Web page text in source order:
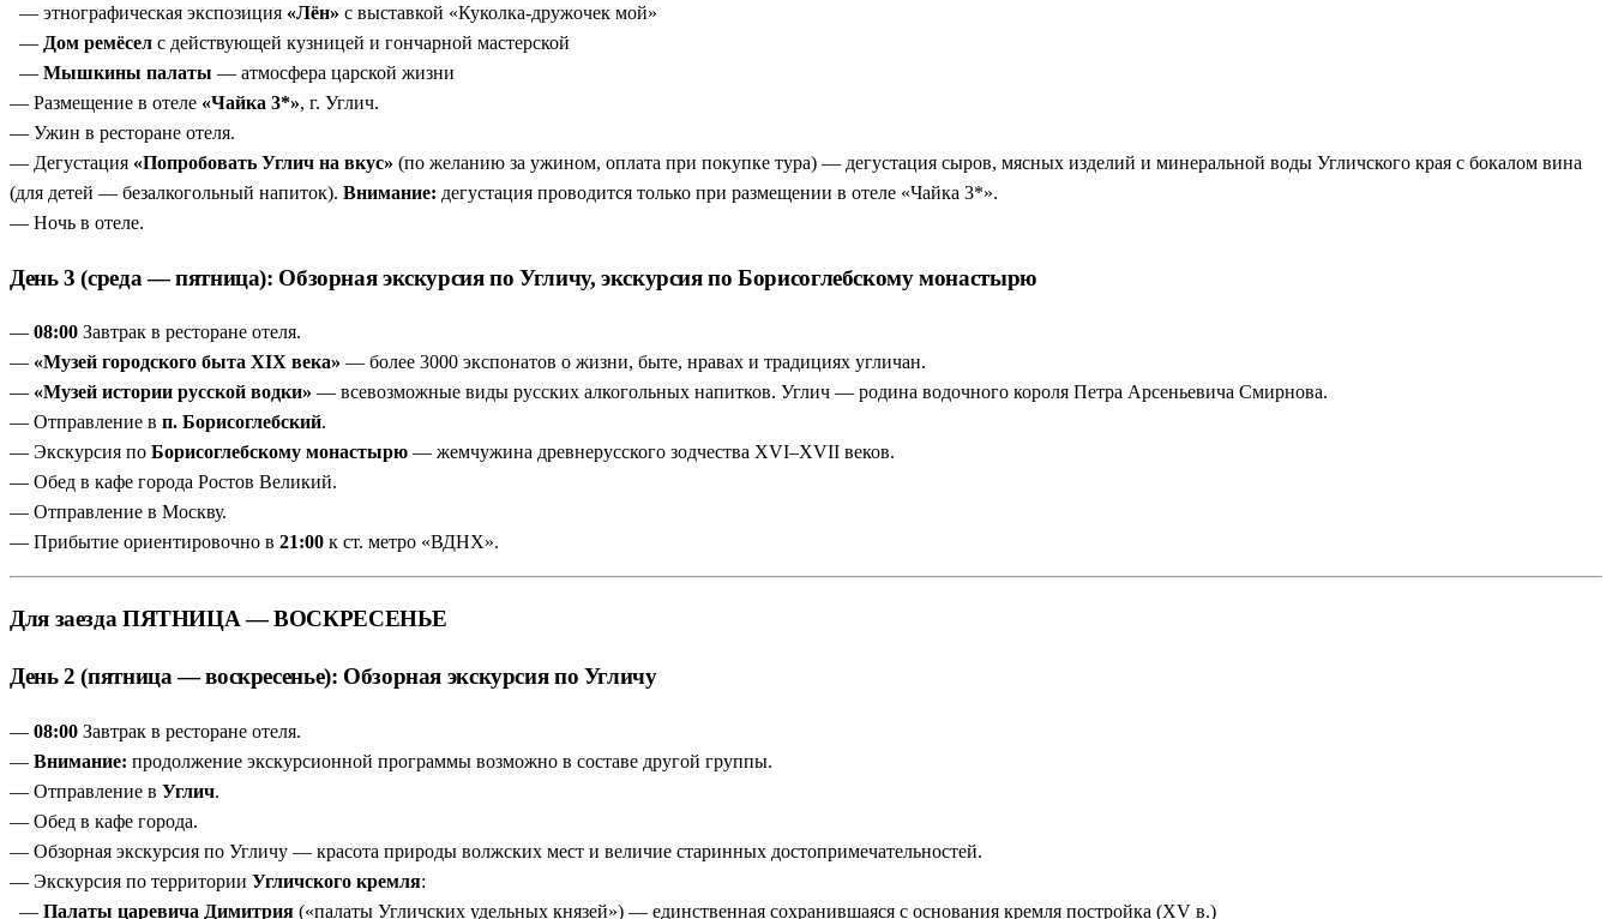
— этнографическая экспозиция «Лён» с выставкой «Куколка-дружочек мой»
— Дом ремёсел с действующей кузницей и гончарной мастерской
— Мышкины палаты — атмосфера царской жизни
— Размещение в отеле «Чайка 3*», г. Углич.
— Ужин в ресторане отеля.
— Дегустация «Попробовать Углич на вкус» (по желанию за ужином, оплата при покупке тура) — дегустация сыров, мясных изделий и минеральной воды Угличского края с бокалом вина
(для детей — безалкогольный напиток). Внимание: дегустация проводится только при размещении в отеле «Чайка 3*».
— Ночь в отеле.
День 3 (среда — пятница): Обзорная экскурсия по Угличу, экскурсия по Борисоглебскому монастырю
— 08:00 Завтрак в ресторане отеля.
— «Музей городского быта XIX века» — более 3000 экспонатов о жизни, быте, нравах и традициях угличан.
— «Музей истории русской водки» — всевозможные виды русских алкогольных напитков. Углич — родина водочного короля Петра Арсеньевича Смирнова.
— Отправление в п. Борисоглебский.
— Экскурсия по Борисоглебскому монастырю — жемчужина древнерусского зодчества XVI–XVII веков.
— Обед в кафе города Ростов Великий.
— Отправление в Москву.
— Прибытие ориентировочно в 21:00 к ст. метро «ВДНХ».
Для заезда ПЯТНИЦА — ВОСКРЕСЕНЬЕ
День 2 (пятница — воскресенье): Обзорная экскурсия по Угличу
— 08:00 Завтрак в ресторане отеля.
— Внимание: продолжение экскурсионной программы возможно в составе другой группы.
— Отправление в Углич.
— Обед в кафе города.
— Обзорная экскурсия по Угличу — красота природы волжских мест и величие старинных достопримечательностей.
— Экскурсия по территории Угличского кремля:
— Палаты царевича Димитрия («палаты Угличских удельных князей») — единственная сохранившаяся с основания кремля постройка (XV в.)